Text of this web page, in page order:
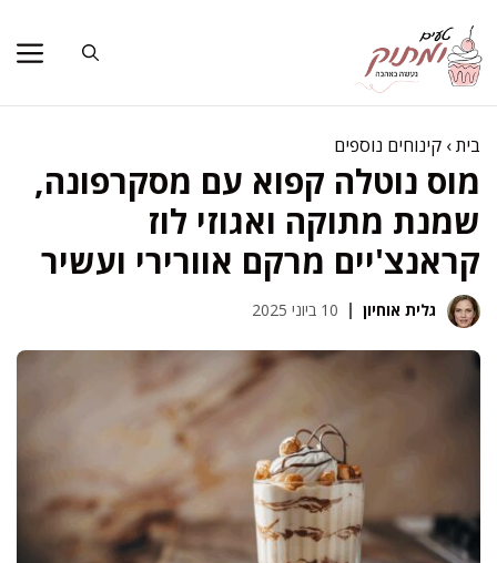
לתוכן
בית› קינוחים נוספים
מוס נוטלה קפוא עם מסקרפונה,
שמנת מתוקה ואגוזי לוז
קראנצ'יים מרקם אוורירי ועשיר
גלית אוחיון 10 ביוני 2025